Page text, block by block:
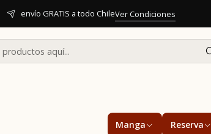
Manga Reserva
envío GRATIS a todo ChileVer Condiciones